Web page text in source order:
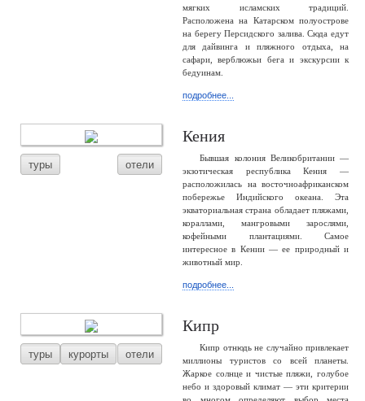
мягких исламских традиций.
Расположена на Катарском полуострове
на берегу Персидского залива. Сюда едут
для дайвинга и пляжного отдыха, на
сафари, верблюжьи бега и экскурсии к
бедуинам.
подробнее...
туры отели
Кения
Бывшая колония Великобритании —
экзотическая республика Кения —
расположилась на восточноафриканском
побережье Индийского океана. Эта
экваториальная страна обладает пляжами,
кораллами, мангровыми зарослями,
кофейными плантациями. Самое
интересное в Кении — ее природный и
животный мир.
подробнее...
туры курорты отели
Кипр
Кипр отнюдь не случайно привлекает
миллионы туристов со всей планеты.
Жаркое солнце и чистые пляжи, голубое
небо и здоровый климат — эти критерии